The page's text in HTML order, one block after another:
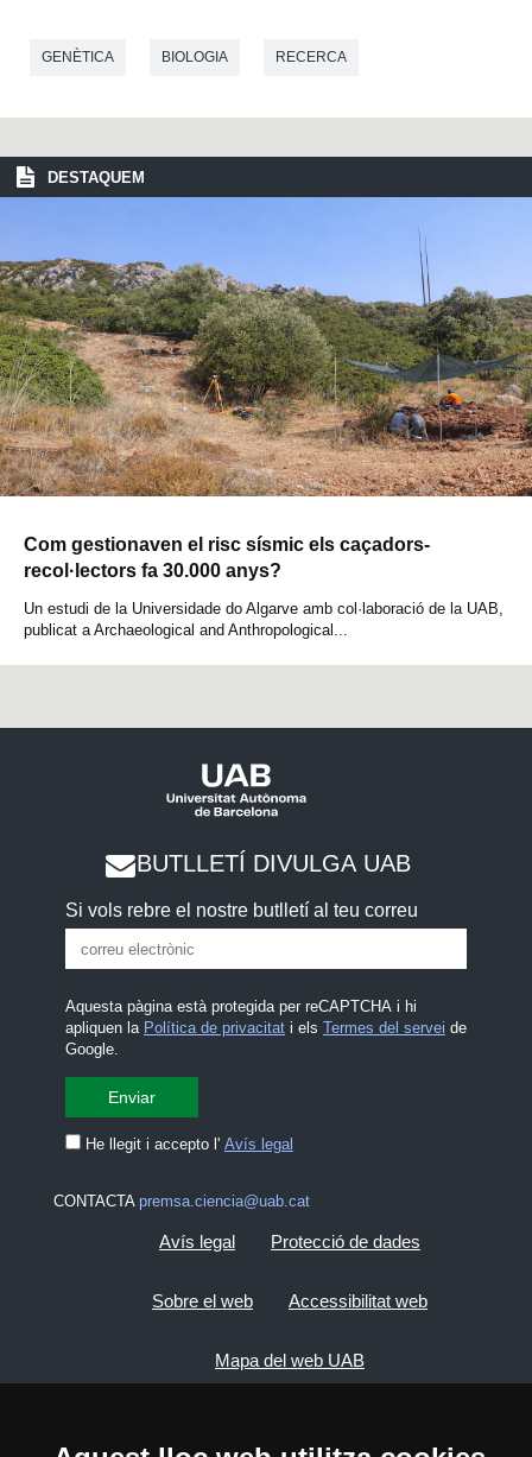
GENÈTICA BIOLOGIA RECERCA
DESTAQUEM
Com gestionaven el risc sísmic els caçadors-
recol·lectors fa 30.000 anys?
Un estudi de la Universidade do Algarve amb col·laboració de la UAB,
publicat a Archaeological and Anthropological...
BUTLLETÍ DIVULGA UAB
Si vols rebre el nostre butlletí al teu correu
Aquesta pàgina està protegida per reCAPTCHA i hi
apliquen la Política de privacitati els Termes del servei de
Google.
He llegit i accepto l' Avís legal
CONTACTA premsa.ciencia@uab.cat
Avís legal Protecció de dades
Sobre el web Accessibilitat web
Mapa del web UAB